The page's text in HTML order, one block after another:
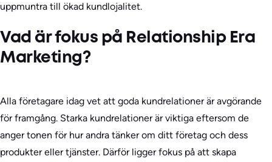
uppmuntra till ökad kundlojalitet.
Vad är fokus på Relationship Era
Marketing?
Alla företagare idag vet att goda kundrelationer är avgörande
för framgång. Starka kundrelationer är viktiga eftersom de
anger tonen för hur andra tänker om ditt företag och dess
produkter eller tjänster. Därför ligger fokus på att skapa